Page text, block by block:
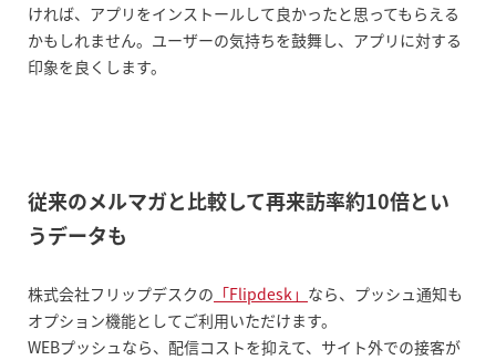
ければ、アプリをインストールして良かったと思ってもらえる
かもしれません。ユーザーの気持ちを鼓舞し、アプリに対する
印象を良くします。
従来のメルマガと比較して再来訪率約10倍とい
うデータも
株式会社フリップデスクの 「Flipdesk」 なら、プッシュ通知も
オプション機能としてご利用いただけます。
WEBプッシュなら、配信コストを抑えて、サイト外での接客が